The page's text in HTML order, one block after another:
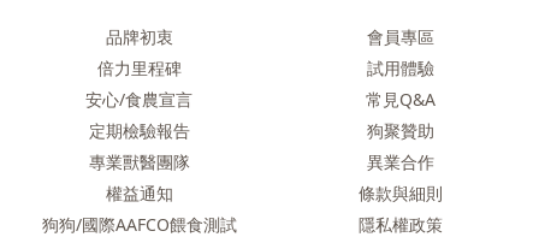
品牌初衷
倍力里程碑
安心/食農宣言
定期檢驗報告
專業獸醫團隊
權益通知
狗狗/國際AAFCO餵食測試
會員專區
試用體驗
常見Q&A
狗聚贊助
異業合作
條款與細則
隱私權政策